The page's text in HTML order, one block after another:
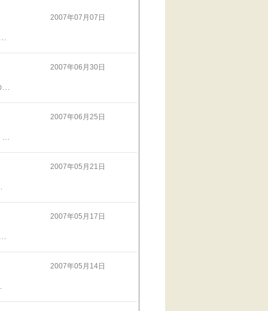
2007年07月07日
みなちゃ～ん！モチャーでちゅ＾＾U ７７７７７はゲスト様だったようです・・・ 次回の『くふふ＾＾Uチャンス』は７７９２２ きょうは７７７７７HITの お礼に モチャーから 涼しくなるCMをお届けしまちゅ 夏は 冷たいデザートが ほしいでちゅ！ きょうの おやつは なんでちゅかねぇ・・・ ピン ポ～ン 『あ・・・お届けものでちゅ』 わくわく ドキドキ でちゅ 『ハイ！ どうぞ 』 くふぁ～～い まんぞく したでちゅ どうも ありがとうでちゅ 1000ポイントもらえると思って・・・応募したのですが 各１０商品の入賞者１０名ずつでした・・・。 クリスティーのファッションショー見てネ
2007年06月30日
2007年06月25日
2007年05月21日
2007年05月17日
2007年05月14日